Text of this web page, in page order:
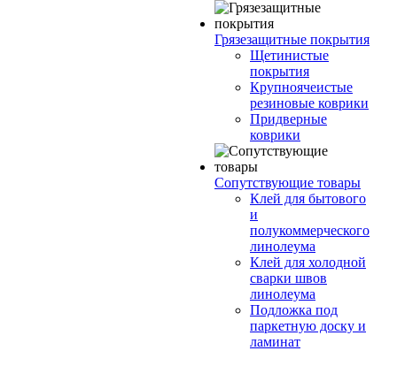
Грязезащитные покрытия
Щетинистые
покрытия
Крупноячеистые
резиновые коврики
Придверные
коврики
Сопутствующие товары
Клей для бытового
и
полукоммерческого
линолеума
Клей для холодной
сварки швов
линолеума
Подложка под
паркетную доску и
ламинат